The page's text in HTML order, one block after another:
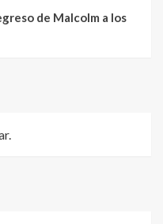
de Malcolm a los